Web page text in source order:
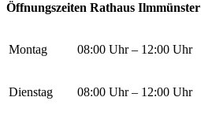
Öffnungszeiten Rathaus Ilmmünster
Montag 08:00 Uhr – 12:00 Uhr
Dienstag 08:00 Uhr – 12:00 Uhr